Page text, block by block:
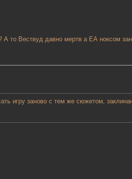
то Вествуд давно мертв а ЕА ноксом
игру заново с тем же сюжетом,